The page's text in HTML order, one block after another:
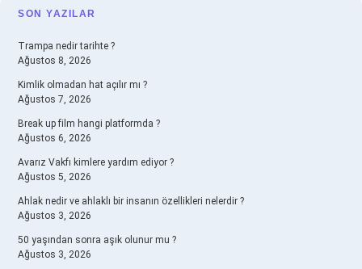
SIDEBAR
SON YAZILAR
Trampa nedir tarihte ?
Ağustos 8, 2026
Kimlik olmadan hat açılır mı ?
Ağustos 7, 2026
Break up film hangi platformda ?
Ağustos 6, 2026
Avarız Vakfı kimlere yardım ediyor ?
Ağustos 5, 2026
Ahlak nedir ve ahlaklı bir insanın özellikleri nelerdir ?
Ağustos 3, 2026
50 yaşından sonra aşık olunur mu ?
Ağustos 3, 2026